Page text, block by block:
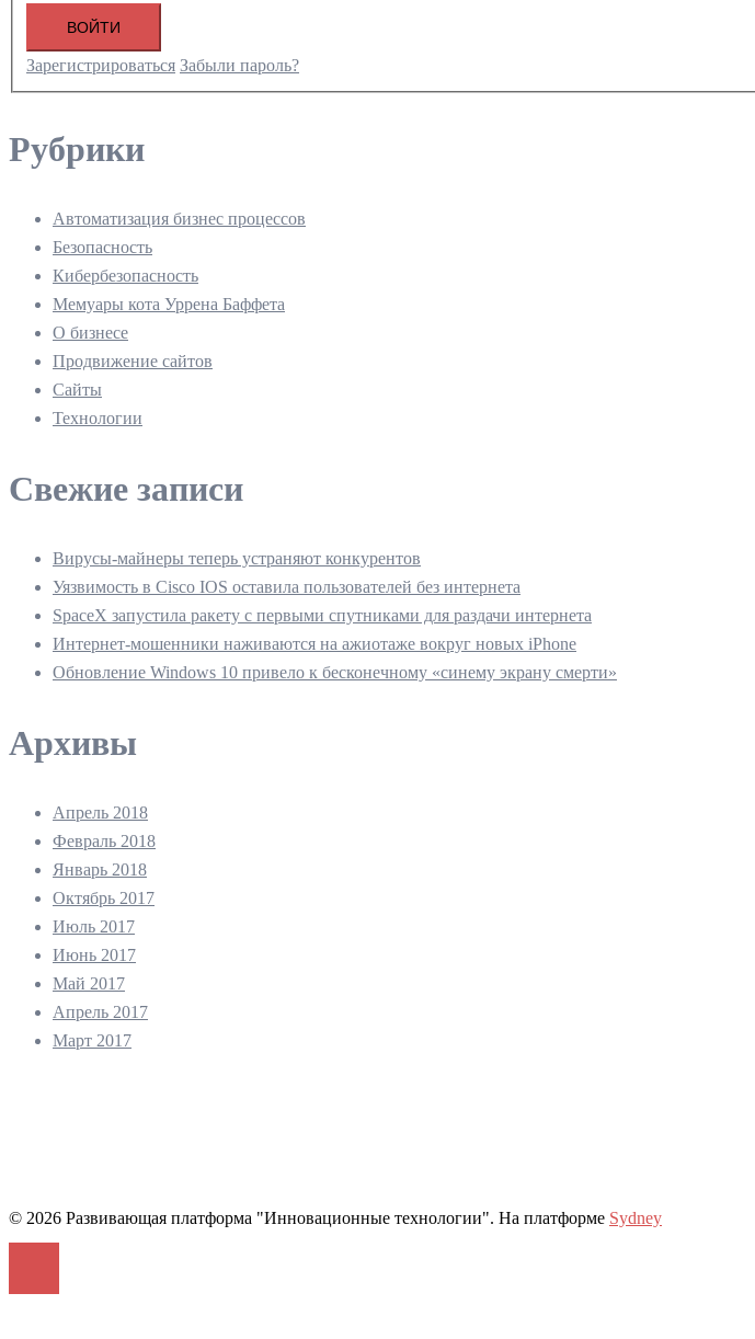
ВОЙТИ
Зарегистрироваться Забыли пароль?
Рубрики
Автоматизация бизнес процессов
Безопасность
Кибербезопасность
Мемуары кота Уррена Баффета
О бизнесе
Продвижение сайтов
Сайты
Технологии
Свежие записи
Вирусы-майнеры теперь устраняют конкурентов
Уязвимость в Cisco IOS оставила пользователей без интернета
SpaceX запустила ракету с первыми спутниками для раздачи интернета
Интернет-мошенники наживаются на ажиотаже вокруг новых iPhone
Обновление Windows 10 привело к бесконечному «синему экрану смерти»
Архивы
Апрель 2018
Февраль 2018
Январь 2018
Октябрь 2017
Июль 2017
Июнь 2017
Май 2017
Апрель 2017
Март 2017
© 2026 Развивающая платформа "Инновационные технологии". На платформе Sydney
Войти